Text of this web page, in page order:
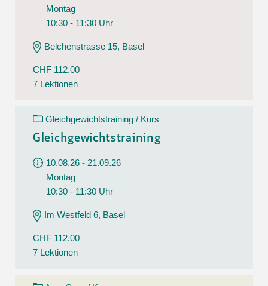
Montag
10:30 - 11:30 Uhr
Belchenstrasse 15, Basel
CHF 112.00
7 Lektionen
Gleichgewichtstraining / Kurs
Gleichgewichtstraining
10.08.26 - 21.09.26
Montag
10:30 - 11:30 Uhr
Im Westfeld 6, Basel
CHF 112.00
7 Lektionen